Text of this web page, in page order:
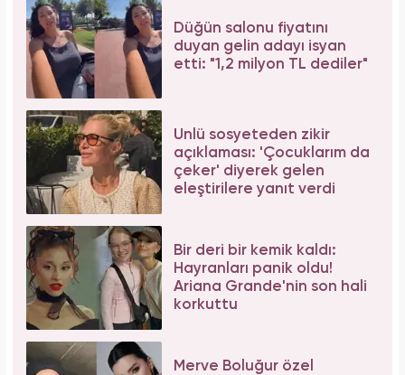
Düğün salonu fiyatını
duyan gelin adayı isyan
etti: "1,2 milyon TL dediler"
Ünlü sosyeteden zikir
açıklaması: 'Çocuklarım da
çeker' diyerek gelen
eleştirilere yanıt verdi
Bir deri bir kemik kaldı:
Hayranları panik oldu!
Ariana Grande'nin son hali
korkuttu
Merve Boluğur özel